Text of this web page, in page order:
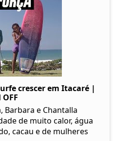
crescer em Itacaré |
Barbara e Chantalla
de muito calor, água
cacau e de mulheres